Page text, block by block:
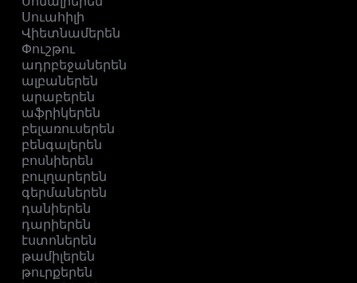
Սուահիլի
Վիետնամերեն
Փուշթու
ադրբեջաներեն
ալբաներեն
արաբերեն
աֆրիկերեն
բելառուսերեն
բենգալերեն
բոսնիերեն
բուլղարերեն
գերմաներեն
դանիերեն
դարիերեն
էստոներեն
թամիլերեն
թուրքերեն